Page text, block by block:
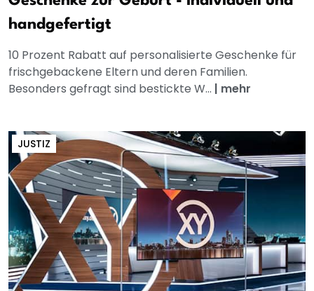
handgefertigt
10 Prozent Rabatt auf personalisierte Geschenke für
frischgebackene Eltern und deren Familien.
Besonders gefragt sind bestickte W... | mehr
JUSTIZ